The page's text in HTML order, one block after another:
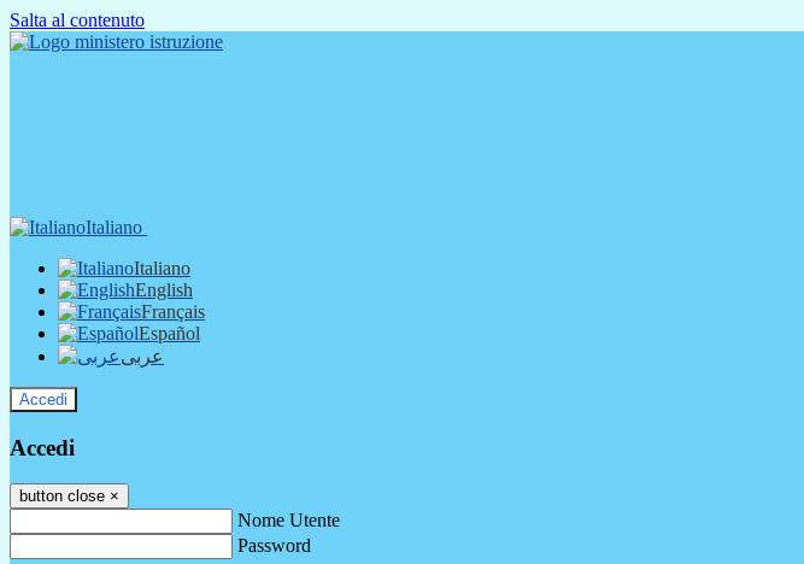
Salta al contenuto
Italiano
Italiano
English
Français
Español
عربى
Accedi
Accedi
button close ×
Nome Utente
Password